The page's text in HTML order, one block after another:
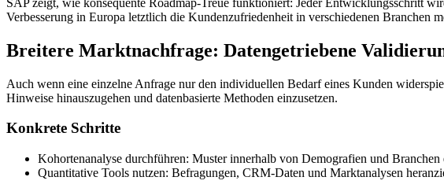
SAP zeigt, wie konsequente Roadmap-Treue funktioniert: Jeder Entwicklungsschritt
Verbesserung in Europa letztlich die Kundenzufriedenheit in verschiedenen Branchen
Breitere Marktnachfrage: Datengetriebene
Auch wenn eine einzelne Anfrage nur den individuellen Bedarf eines Kunden
Hinweise hinauszugehen und datenbasierte Methoden einzusetzen.
Konkrete Schritte
Kohortenanalyse durchführen: Muster innerhalb von Demografien und Branchen
Quantitative Tools nutzen: Befragungen, CRM-Daten und Marktanalysen